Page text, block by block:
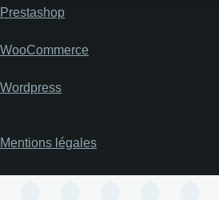
Prestashop
WooCommerce
Wordpress
Pied
page
Mentions légales